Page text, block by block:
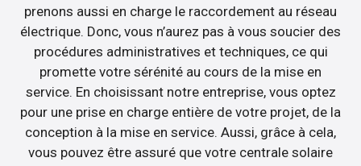
prenons aussi en charge le raccordement au réseau
électrique. Donc, vous n’aurez pas à vous soucier des
procédures administratives et techniques, ce qui
promette votre sérénité au cours de la mise en
service. En choisissant notre entreprise, vous optez
pour une prise en charge entière de votre projet, de la
conception à la mise en service. Aussi, grâce à cela,
vous pouvez être assuré que votre centrale solaire